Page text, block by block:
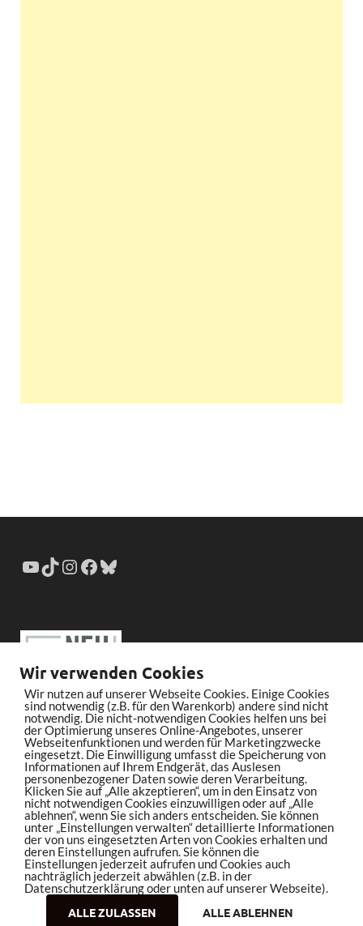
Wir verwenden Cookies
Wir nutzen auf unserer Webseite Cookies. Einige Cookies
sind notwendig (z.B. für den Warenkorb) andere sind nicht
notwendig. Die nicht-notwendigen Cookies helfen uns bei
der Optimierung unseres Online-Angebotes, unserer
Webseitenfunktionen und werden für Marketingzwecke
eingesetzt. Die Einwilligung umfasst die Speicherung von
Informationen auf Ihrem Endgerät, das Auslesen
personenbezogener Daten sowie deren Verarbeitung.
Klicken Sie auf „Alle akzeptieren“, um in den Einsatz von
nicht notwendigen Cookies einzuwilligen oder auf „Alle
ablehnen“, wenn Sie sich anders entscheiden. Sie können
unter „Einstellungen verwalten“ detaillierte Informationen
der von uns eingesetzten Arten von Cookies erhalten und
deren Einstellungen aufrufen. Sie können die
Einstellungen jederzeit aufrufen und Cookies auch
nachträglich jederzeit abwählen (z.B. in der
Datenschutzerklärung oder unten auf unserer Webseite).
ALLE ZULASSEN
ALLE ABLEHNEN